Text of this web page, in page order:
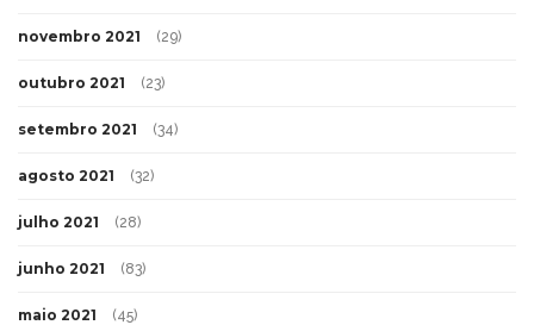
novembro 2021 (29)
outubro 2021 (23)
setembro 2021 (34)
agosto 2021 (32)
julho 2021 (28)
junho 2021 (83)
maio 2021 (45)